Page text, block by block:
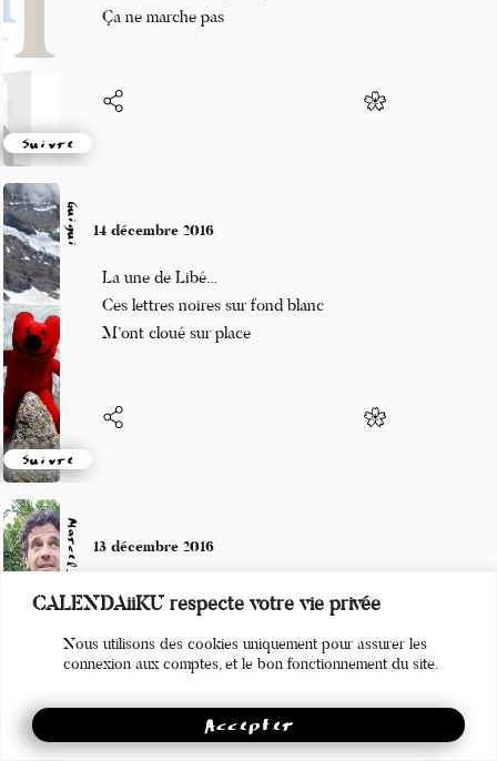
CALENDAiiKU respecte votre vie privée
Nous utilisons des cookies uniquement pour assurer les
connexion aux comptes, et le bon fonctionnement du site.
Accepter
Suivre
Ça ne marche pas
Guigui
Suivre
14 décembre 2016
La une de Libé…
Ces lettres noires sur fond blanc
M’ont cloué sur place
Marcel_FREEDOM 13 décembre 2016
L'NEMI A C
C D'HET CK7
2KPDP (Mc Solaar)